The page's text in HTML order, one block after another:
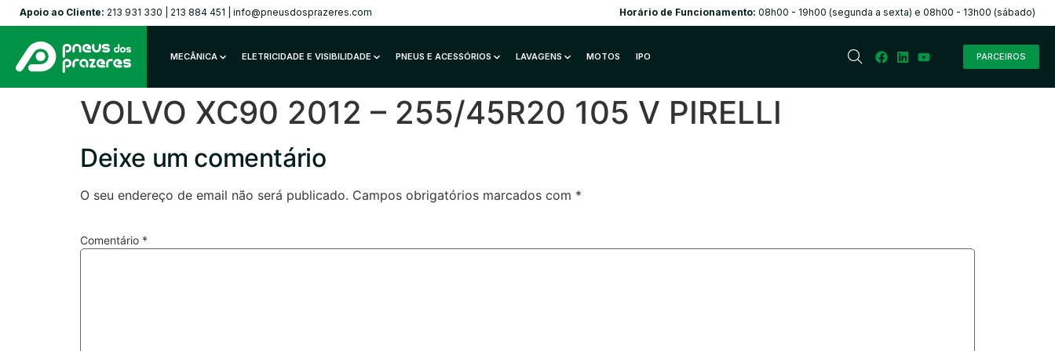
Apoio ao Cliente: 213 931 330 213 884 451 info@pneusdosprazeres.com Horário de Funcionamento: 08h00 - 19h00 (segunda a sexta) e 08h00 - 13h00 (sábado)
MECÂNICA ELETRICIDADE E VISIBILIDADE PNEUS E ACESSÓRIOS LAVAGENS MOTOS IPO PARCEIROS
VOLVO XC90 2012 – 255/45R20 105 V PIRELLI
Deixe um comentário
O seu endereço de email não será publicado. Campos obrigatórios marcados com *
Comentário *